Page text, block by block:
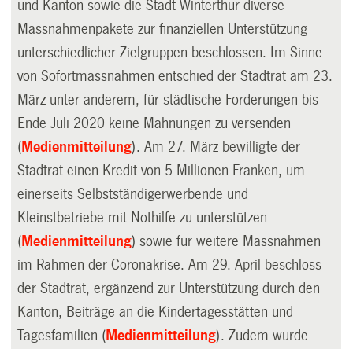
und Kanton sowie die Stadt Winterthur diverse
Massnahmenpakete zur finanziellen Unterstützung
unterschiedlicher Zielgruppen beschlossen. Im Sinne
von Sofortmassnahmen entschied der Stadtrat am 23.
März unter anderem, für städtische Forderungen bis
Ende Juli 2020 keine Mahnungen zu versenden
(Medienmitteilung). Am 27. März bewilligte der
Stadtrat einen Kredit von 5 Millionen Franken, um
einerseits Selbstständigerwerbende und
Kleinstbetriebe mit Nothilfe zu unterstützen
(Medienmitteilung) sowie für weitere Massnahmen
im Rahmen der Coronakrise. Am 29. April beschloss
der Stadtrat, ergänzend zur Unterstützung durch den
Kanton, Beiträge an die Kindertagesstätten und
Tagesfamilien (Medienmitteilung). Zudem wurde